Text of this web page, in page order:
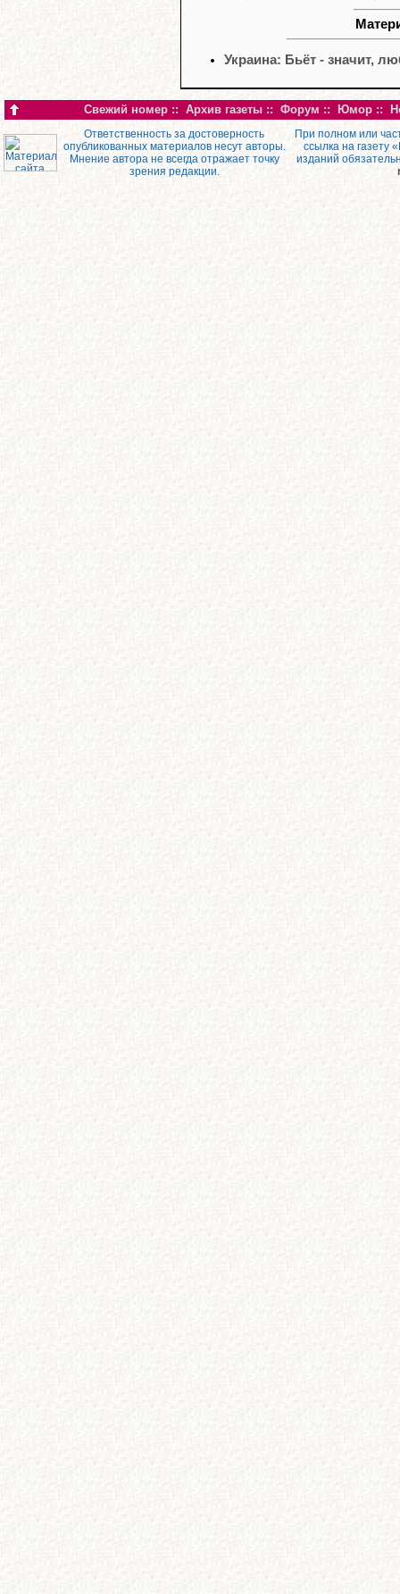
Украина: Бьёт - значит,
Свежий номер :: Архив газеты :: Форум :: Юмор ::
Ответственность за достоверность
опубликованных материалов несут авторы.
Мнение автора не всегда отражает точку
зрения редакции.
При полном или
ссылка на газету
изданий